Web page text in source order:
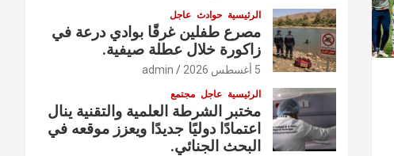
الرئيسية حوادث عاجل
مصرع طفلين غرقًا بوادي درعة في
زاكورة خلال عطلة صيفية.
5 أغسطس 2026 admin
الرئيسية عاجل مجتمع
مختبر الشرطة العلمية والتقنية ينال
اعتمادًا دوليًا جديدًا ويعزز موقعه في
البحث الجنائي.